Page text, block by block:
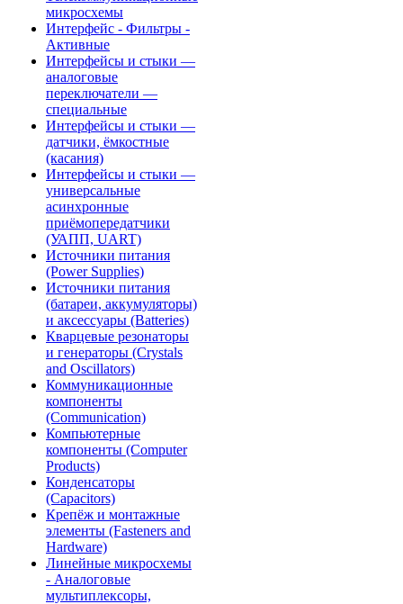
микросхемы
Интерфейс - Фильтры -
Активные
Интерфейсы и стыки —
аналоговые
переключатели —
специальные
Интерфейсы и стыки —
датчики, ёмкостные
(касания)
Интерфейсы и стыки —
универсальные
асинхронные
приёмопередатчики
(УАПП, UART)
Источники питания
(Power Supplies)
Источники питания
(батареи, аккумуляторы)
и аксессуары (Batteries)
Кварцевые резонаторы
и генераторы (Crystals
and Oscillators)
Коммуникационные
компоненты
(Communication)
Компьютерные
компоненты (Computer
Products)
Конденсаторы
(Capacitors)
Крепёж и монтажные
элементы (Fasteners and
Hardware)
Линейные микросхемы
- Аналоговые
мультиплексоры,